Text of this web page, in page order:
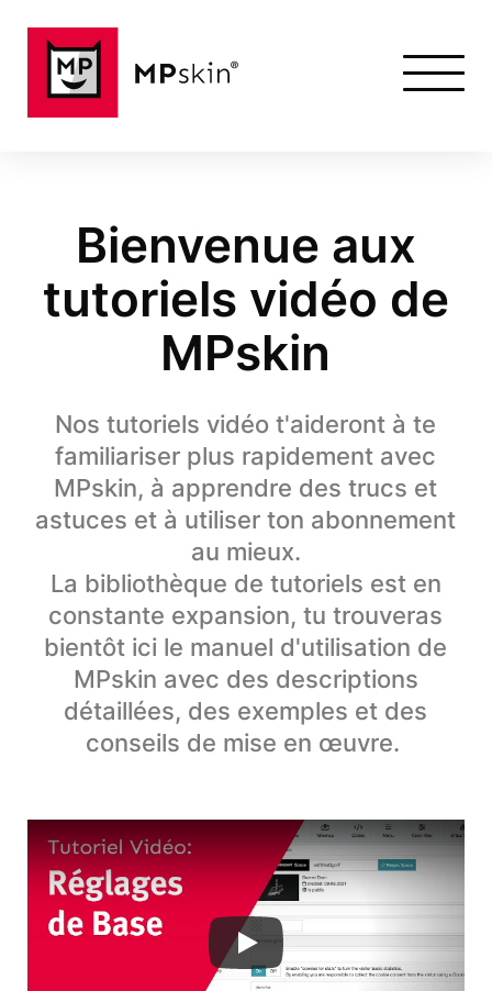
Bienvenue aux
tutoriels vidéo de
MPskin
Nos tutoriels vidéo t'aideront à te
familiariser plus rapidement avec
MPskin, à apprendre des trucs et
astuces et à utiliser ton abonnement
au mieux.
La bibliothèque de tutoriels est en
constante expansion, tu trouveras
bientôt ici le manuel d'utilisation de
MPskin avec des descriptions
détaillées, des exemples et des
conseils de mise en œuvre.